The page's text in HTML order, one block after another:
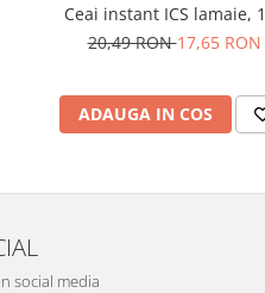
Ceai instant ICS lamaie,
20,49 RON17,65 RON
ADAUGA IN COS
social media